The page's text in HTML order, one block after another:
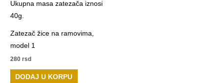
Zatezač žice na ramovima,
model 1
280rsd
DODAJ U KORPU